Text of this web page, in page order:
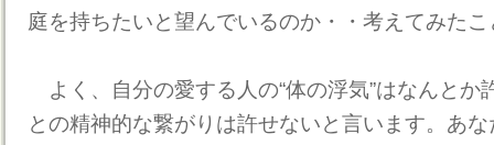
庭を持ちたいと望んでいるのか・・考えてみた
よく、自分の愛する人の“体の浮気”はなんとか
との精神的な繋がりは許せないと言います。あ